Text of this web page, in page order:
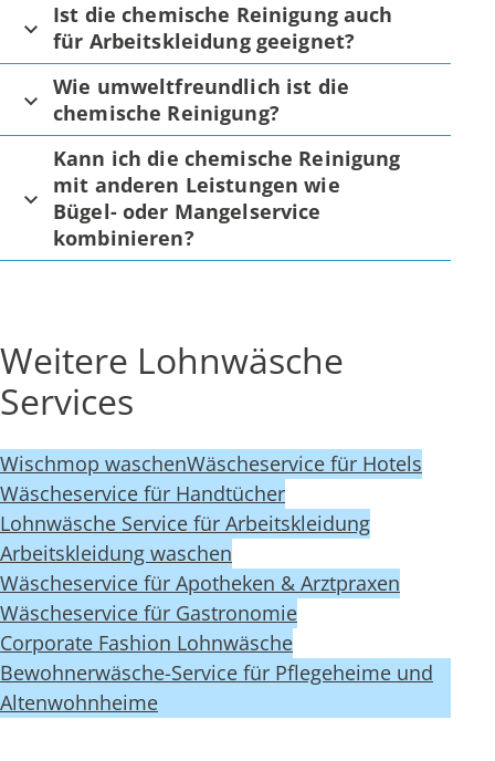
Ist die chemische Reinigung auch
für Arbeitskleidung geeignet?
Wie umweltfreundlich ist die
chemische Reinigung?
Kann ich die chemische Reinigung
mit anderen Leistungen wie
Bügel- oder Mangelservice
kombinieren?
Weitere Lohnwäsche
Services
Wischmop waschenWäscheservice für Hotels
Wäscheservice für Handtücher
Lohnwäsche Service für Arbeitskleidung
Arbeitskleidung waschen
Wäscheservice für Apotheken & Arztpraxen
Wäscheservice für Gastronomie
Corporate Fashion Lohnwäsche
Bewohnerwäsche-Service für Pflegeheime und
Altenwohnheime